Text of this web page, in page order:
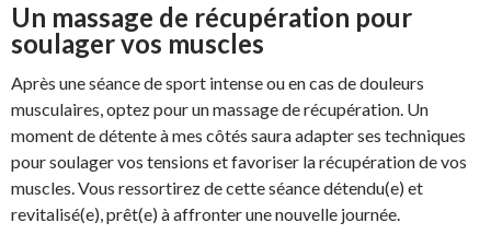
Un massage de récupération pour
soulager vos muscles
Après une séance de sport intense ou en cas de douleurs
musculaires, optez pour un massage de récupération. Un
moment de détente à mes côtés saura adapter ses techniques
pour soulager vos tensions et favoriser la récupération de vos
muscles. Vous ressortirez de cette séance détendu(e) et
revitalisé(e), prêt(e) à affronter une nouvelle journée.